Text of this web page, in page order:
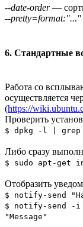
--date-order—
--pretty=format:"..."
6. Стандартные
Работа со
осуществляется
(https://
Проверить
$ dpkg -l |
Либо сразу
$ sudo apt-get
Отобразить
$ notify-send
$ notify-send -i
"Message"